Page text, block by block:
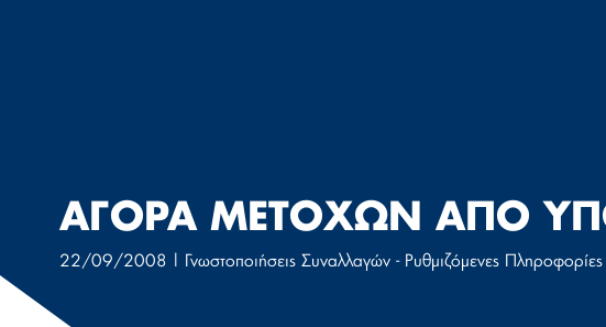
ΑΓΟΡΑ ΜΕΤΟΧΩΝ ΑΠΟ
22/09/2008 Γνωστοποιήσεις Συναλλαγών - Ρυθμιζόμενες Πληροφορίες